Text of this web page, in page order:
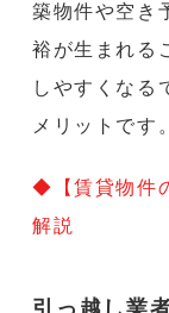
築物件や空き
裕が生まれる
しやすくなる
メリットです。
◆【賃貸物件
解説